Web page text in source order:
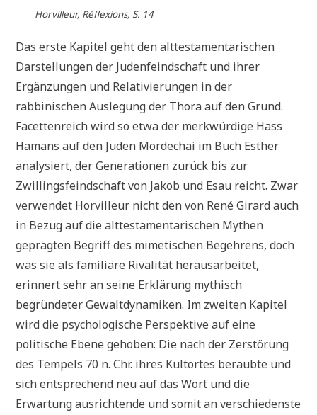
Horvilleur, Réflexions, S. 14
Das erste Kapitel geht den alttestamentarischen
Darstellungen der Judenfeindschaft und ihrer
Ergänzungen und Relativierungen in der
rabbinischen Auslegung der Thora auf den Grund.
Facettenreich wird so etwa der merkwürdige Hass
Hamans auf den Juden Mordechai im Buch Esther
analysiert, der Generationen zurück bis zur
Zwillingsfeindschaft von Jakob und Esau reicht. Zwar
verwendet Horvilleur nicht den von René Girard auch
in Bezug auf die alttestamentarischen Mythen
geprägten Begriff des mimetischen Begehrens, doch
was sie als familiäre Rivalität herausarbeitet,
erinnert sehr an seine Erklärung mythisch
begründeter Gewaltdynamiken. Im zweiten Kapitel
wird die psychologische Perspektive auf eine
politische Ebene gehoben: Die nach der Zerstörung
des Tempels 70 n. Chr. ihres Kultortes beraubte und
sich entsprechend neu auf das Wort und die
Erwartung ausrichtende und somit an verschiedenste